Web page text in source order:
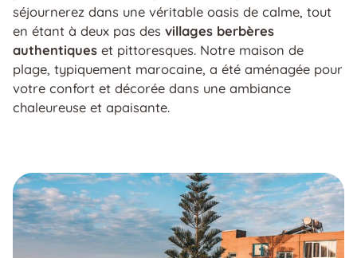
séjournerez dans une véritable oasis de calme, tout
en étant à deux pas des villages berbères
authentiques et pittoresques. Notre maison de
plage, typiquement marocaine, a été aménagée pour
votre confort et décorée dans une ambiance
chaleureuse et apaisante.